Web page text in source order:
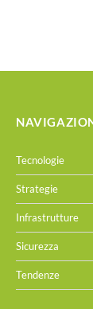
Tecnologie
Strategie
Infrastrutture
Sicurezza
Tendenze